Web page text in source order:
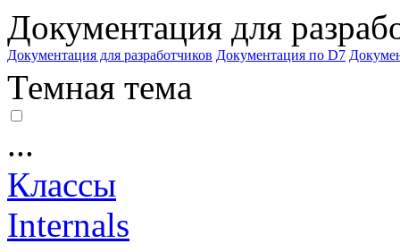
Документация для
Документация для разработчиков Документация по D7
Темная тема
...
Классы
Internals